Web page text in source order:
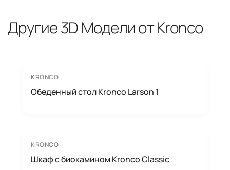
Другие 3D Модели от Kronco
KRONCO
Обеденный стол Kronco Larson 1
KRONCO
Шкаф с биокамином Kronco Classic